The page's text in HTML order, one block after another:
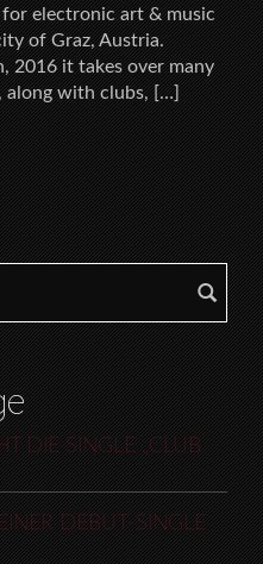
electronic art & music
of Graz, Austria.
2016 it takes over many
along with clubs, […]
DIE SINGLE „CLUB
DEBUT-SINGLE